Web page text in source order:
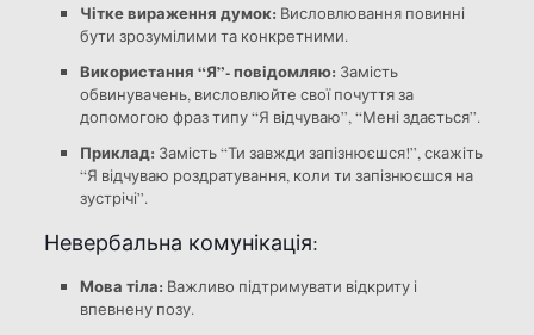
Чітке вираження думок: Висловлювання повинні
бути зрозумілими та конкретними.
Використання “Я”- повідомляю: Замість
обвинувачень, висловлюйте свої почуття за
допомогою фраз типу “Я відчуваю”, “Мені здається”.
Приклад: Замість “Ти завжди запізнюєшся!”, скажіть
“Я відчуваю роздратування, коли ти запізнюєшся на
зустрічі”.
Невербальна комунікація:
Мова тіла: Важливо підтримувати відкриту і
впевнену позу.